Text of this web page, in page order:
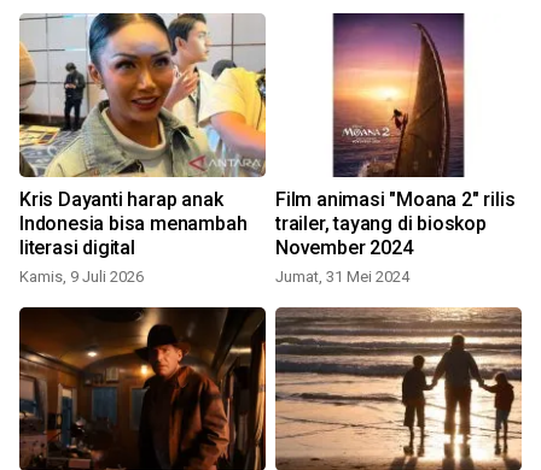
Kris Dayanti harap anak
Indonesia bisa menambah
literasi digital
Kamis, 9 Juli 2026
Film animasi "Moana 2" rilis
trailer, tayang di bioskop
November 2024
Jumat, 31 Mei 2024